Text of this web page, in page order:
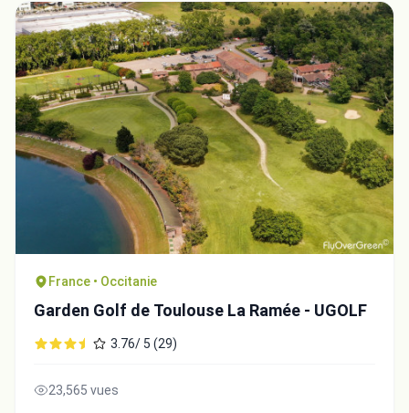
France • Occitanie
Garden Golf de Toulouse La Ramée - UGOLF
3.76/ 5 (29)
23,565 vues